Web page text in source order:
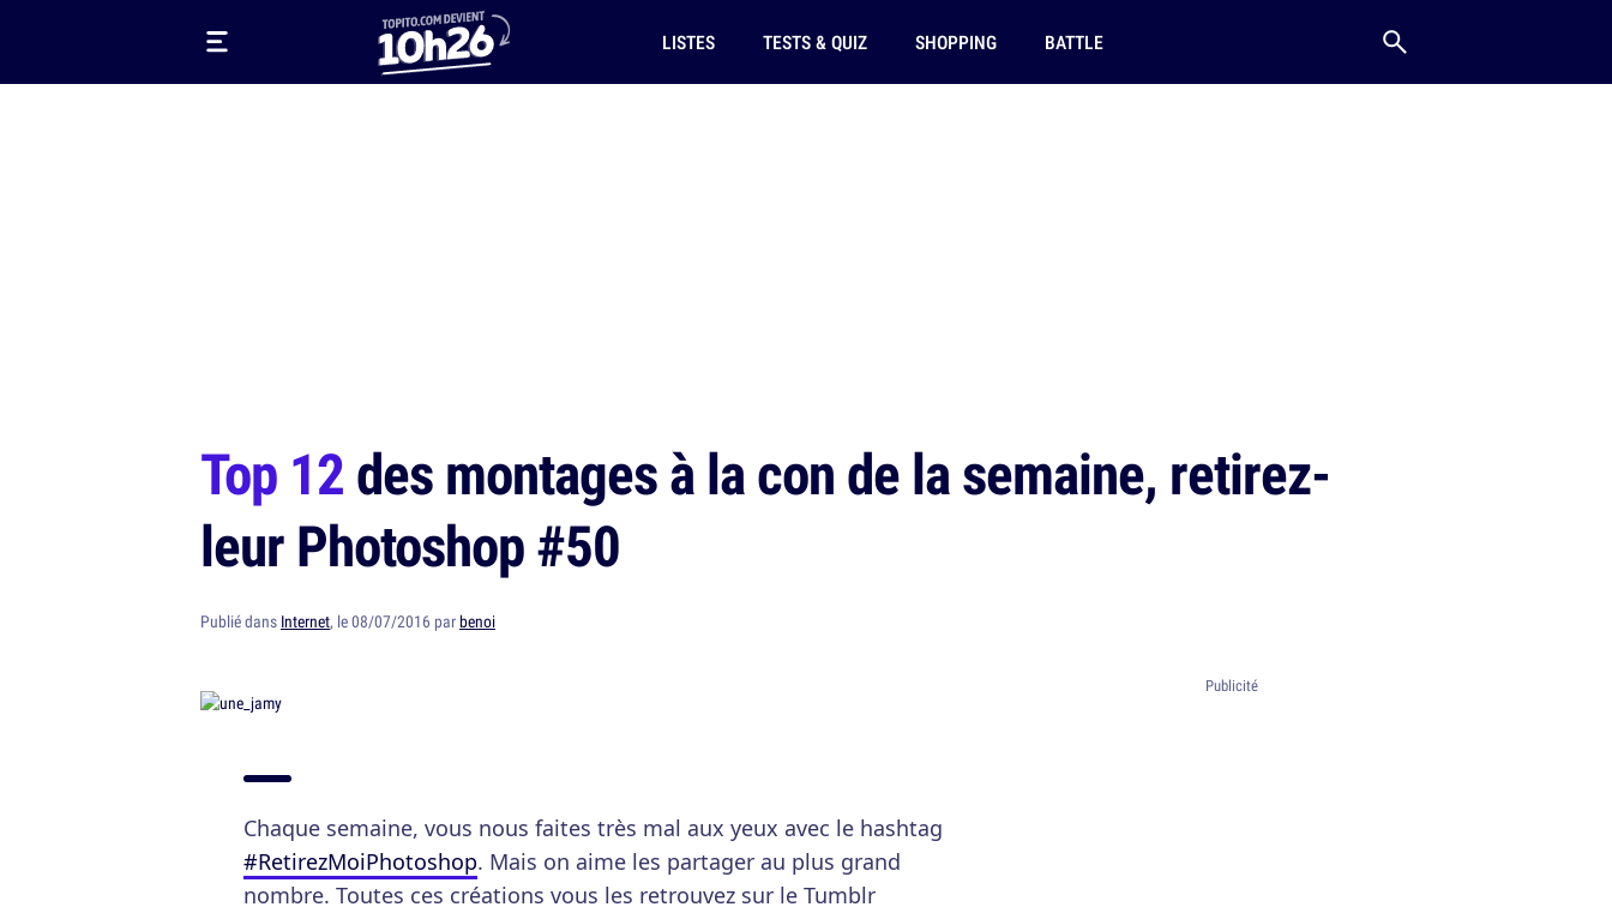
LISTES TESTS & QUIZ SHOPPING BATTLE
Top 12des montages à la con de la semaine, retirez-
leur Photoshop #50
Publié dans Internet, le 08/07/2016 parbenoi
Chaque semaine, vous nous faites très mal aux yeux avec le hashtag
#RetirezMoiPhotoshop. Mais on aime les partager au plus grand
nombre. Toutes ces créations vous les retrouvez sur le Tumblr